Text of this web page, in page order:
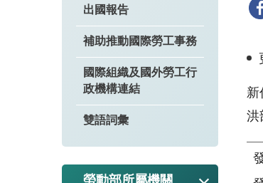
出國報告
補助推動國際勞工事務
國際組織及國外勞工行
政機構連結
雙語詞彙
新
洪